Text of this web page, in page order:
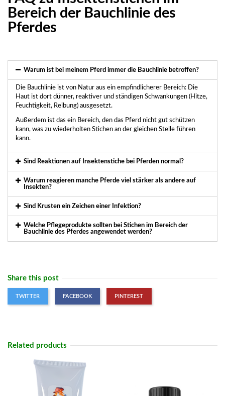
Bereich der Bauchlinie des
Pferdes
Warum ist bei meinem Pferd immer die Bauchlinie betroffen?
Die Bauchlinie ist von Natur aus ein empfindlicherer Bereich: Die
Haut ist dort dünner, reaktiver und ständigen Schwankungen (Hitze,
Feuchtigkeit, Reibung) ausgesetzt.
Außerdem ist das ein Bereich, den das Pferd nicht gut schützen
kann, was zu wiederholten Stichen an der gleichen Stelle führen
kann.
Sind Reaktionen auf Insektenstiche bei Pferden normal?
Warum reagieren manche Pferde viel stärker als andere auf
Insekten?
Sind Krusten ein Zeichen einer Infektion?
Welche Pflegeprodukte sollten bei Stichen im Bereich der
Bauchlinie des Pferdes angewendet werden?
Share this post
TWITTER FACEBOOK PINTEREST
Related products